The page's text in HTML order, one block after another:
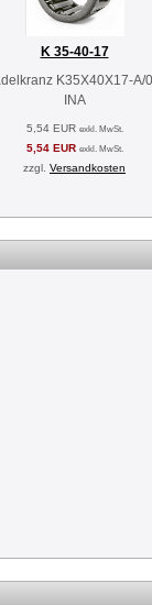
K 35-40-17
K35X40X17-A/
INA
5,54 EUR exkl. MwSt.
5,54 EUR exkl. MwSt.
zzgl. Versandkosten